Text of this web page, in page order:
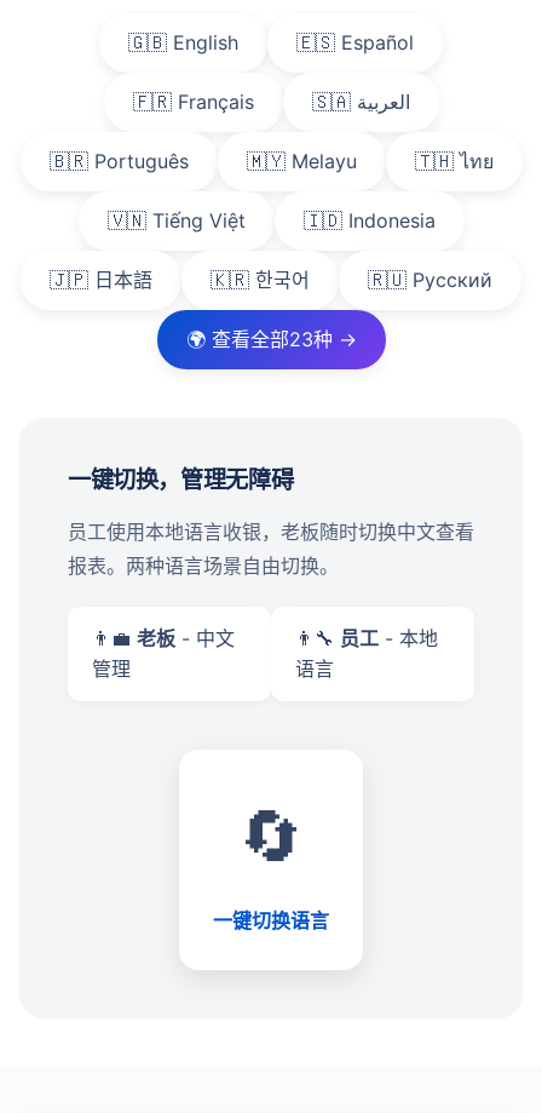
🇬🇧 English 🇪🇸 Español
🇫🇷 Français 🇸🇦 العربية
🇧🇷 Português 🇲🇾 Melayu 🇹🇭 ไทย
🇻🇳 Tiếng Việt 🇮🇩 Indonesia
🇯🇵 日本語 🇰🇷 한국어 🇷🇺 Русский
🌍 查看全部23种 →
一键切换，管理无障碍
员工使用本地语言收银，老板随时切换中文查看
报表。两种语言场景自由切换。
👨‍💼 老板 - 中文
管理
👨‍🔧 员工 - 本地
语言
🔄
一键切换语言